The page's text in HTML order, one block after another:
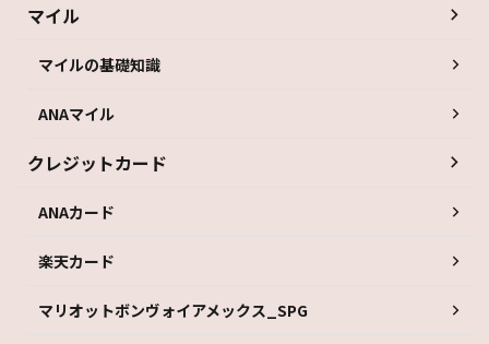
マイル
マイルの基礎知識
ANAマイル
クレジットカード
ANAカード
楽天カード
マリオットボンヴォイアメックス_SPG